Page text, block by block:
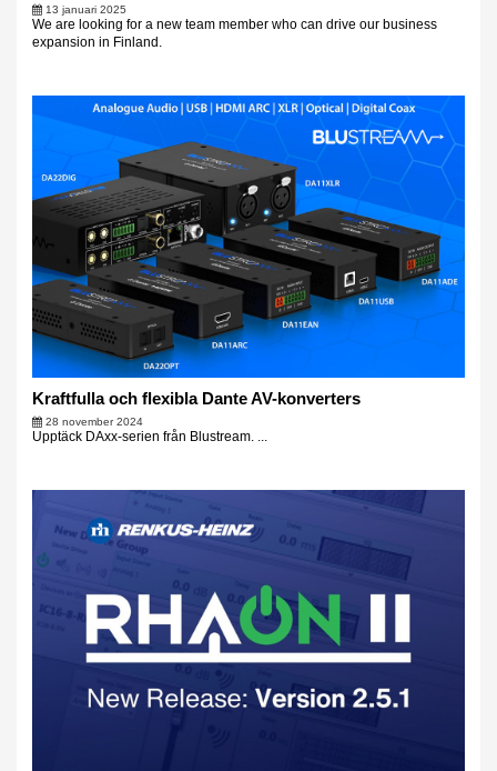
13 januari 2025
We are looking for a new team member who can drive our business
expansion in Finland.
Kraftfulla och flexibla Dante AV-konverters
28 november 2024
Upptäck DAxx-serien från Blustream. ...